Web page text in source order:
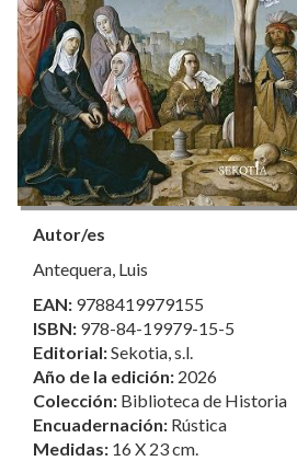
Autor/es
Antequera, Luis
EAN: 9788419979155
ISBN: 978-84-19979-15-5
Editorial:Sekotia, s.l.
Año de la edición: 2026
Colección: Biblioteca de Historia
Encuadernación: Rústica
Medidas: 16 X 23 cm.